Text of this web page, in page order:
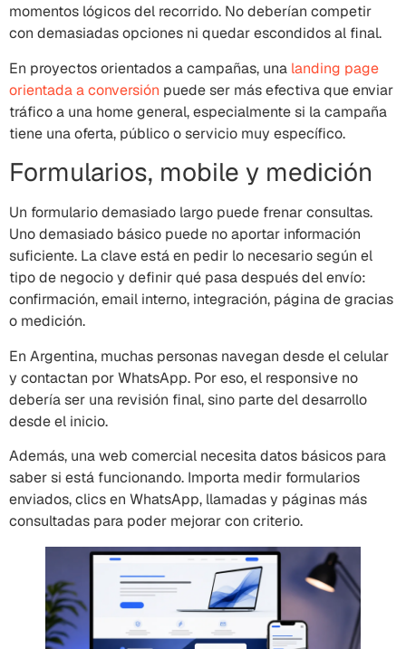
momentos lógicos del recorrido. No deberían competir
con demasiadas opciones ni quedar escondidos al final.
En proyectos orientados a campañas, una landing page
orientada a conversión puede ser más efectiva que enviar
tráfico a una home general, especialmente si la campaña
tiene una oferta, público o servicio muy específico.
Formularios, mobile y medición
Un formulario demasiado largo puede frenar consultas.
Uno demasiado básico puede no aportar información
suficiente. La clave está en pedir lo necesario según el
tipo de negocio y definir qué pasa después del envío:
confirmación, email interno, integración, página de gracias
o medición.
En Argentina, muchas personas navegan desde el celular
y contactan por WhatsApp. Por eso, el responsive no
debería ser una revisión final, sino parte del desarrollo
desde el inicio.
Además, una web comercial necesita datos básicos para
saber si está funcionando. Importa medir formularios
enviados, clics en WhatsApp, llamadas y páginas más
consultadas para poder mejorar con criterio.